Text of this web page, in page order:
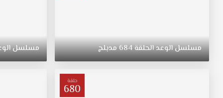
650
مدبلج
قصة
مسلسلالوعدالحلقة684مدبلج مسلسل
حلقة
680